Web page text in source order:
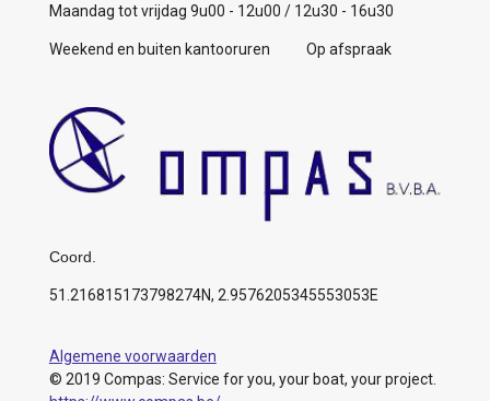
Maandag tot vrijdag 9u00 - 12u00 / 12u30 - 16u30
Weekend en buiten kantooruren Op afspraak
Coord.
51.216815173798274N, 2.9576205345553053E
Algemene voorwaarden
© 2019 Compas: Service for you, your boat, your project.